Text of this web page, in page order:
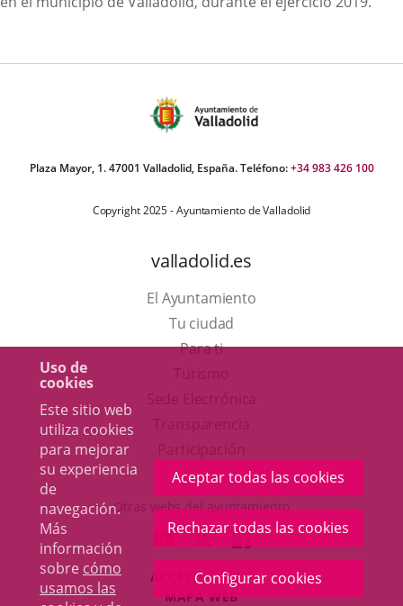
Uso de
cookies
Este sitio web
utiliza cookies
para mejorar
su experiencia
de
navegación.
Más
información
sobre cómo
usamos las
Aceptar todas las cookies
Rechazar todas las cookies
Configurar cookies
Plaza Mayor, 1. 47001 Valladolid, España. Teléfono:+34 983 426 100
Copyright 2025 - Ayuntamiento de Valladolid
valladolid.es
El Ayuntamiento
Tu ciudad
Para ti
en
una
ventana
nueva.
aplicación
externa.
Otras webs del ayuntamiento
ENLACE
A
UNA
ENLACE
A
UNA
ENLACE
A
UNA
ACCESIBILIDAD
MAPA WEB